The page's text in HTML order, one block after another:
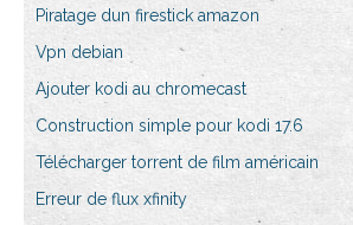
Piratage dun firestick amazon
Vpn debian
Ajouter kodi au chromecast
Construction simple pour kodi 17.6
Télécharger torrent de film américain
Erreur de flux xfinity